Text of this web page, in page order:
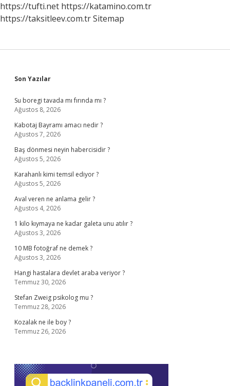
https://tufti.net https://katamino.com.tr
https://taksitleev.com.trSitemap
Sidebar
Son Yazılar
Su boregi tavada mı fırında mı ?
Ağustos 8, 2026
Kabotaj Bayramı amacı nedir ?
Ağustos 7, 2026
Baş dönmesi neyin habercisidir ?
Ağustos 5, 2026
Karahanlı kimi temsil ediyor ?
Ağustos 5, 2026
Aval veren ne anlama gelir ?
Ağustos 4, 2026
1 kilo kıymaya ne kadar galeta unu atılır ?
Ağustos 3, 2026
10 MB fotoğraf ne demek ?
Ağustos 3, 2026
Hangi hastalara devlet araba veriyor ?
Temmuz 30, 2026
Stefan Zweig psikolog mu ?
Temmuz 28, 2026
Kozalak ne ile boy ?
Temmuz 26, 2026